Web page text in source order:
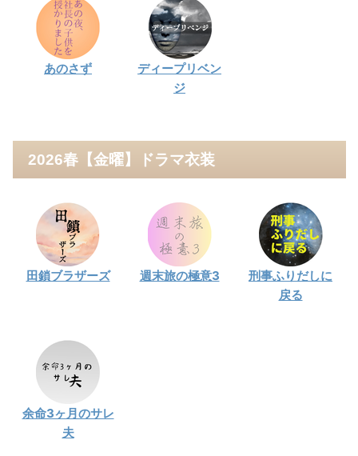
あのさず
ディープリベン
ジ
2026春【金曜】ドラマ衣装
田鎖ブラザーズ 週末旅の極意3
刑事ふりだしに
戻る
余命3ヶ月のサレ
夫